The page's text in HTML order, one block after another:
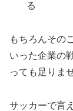
る
もちろんその
いった企業の
っても足りま
サッカーで言